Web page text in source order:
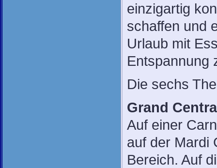
einzigartig
schaffen und
Urlaub mit
Entspannung
Die sechs
Grand
Auf einer
auf der Mardi
Bereich. Auf